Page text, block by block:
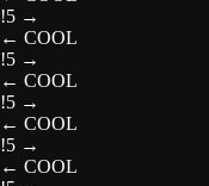
!5 →
← COOL
!5 →
← COOL
!5 →
← COOL
!5 →
← COOL